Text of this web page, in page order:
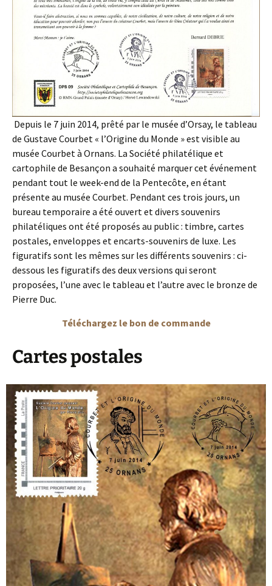
Depuis le 7 juin 2014, prêté par le musée d’Orsay, le tableau
de Gustave Courbet « l’Origine du Monde » est visible au
musée Courbet à Ornans. La Société philatélique et
cartophile de Besançon a souhaité marquer cet événement
pendant tout le week-end de la Pentecôte, en étant
présente au musée Courbet. Pendant ces trois jours, un
bureau temporaire a été ouvert et divers souvenirs
philatéliques ont été proposés au public : timbre, cartes
postales, enveloppes et encarts-souvenirs de luxe. Les
figuratifs sont les mêmes sur les différents souvenirs : ci-
dessous les figuratifs des deux versions qui seront
proposées, l’une avec le tableau et l’autre avec le bronze de
Pierre Duc.
Téléchargez le bon de commande
Cartes postales